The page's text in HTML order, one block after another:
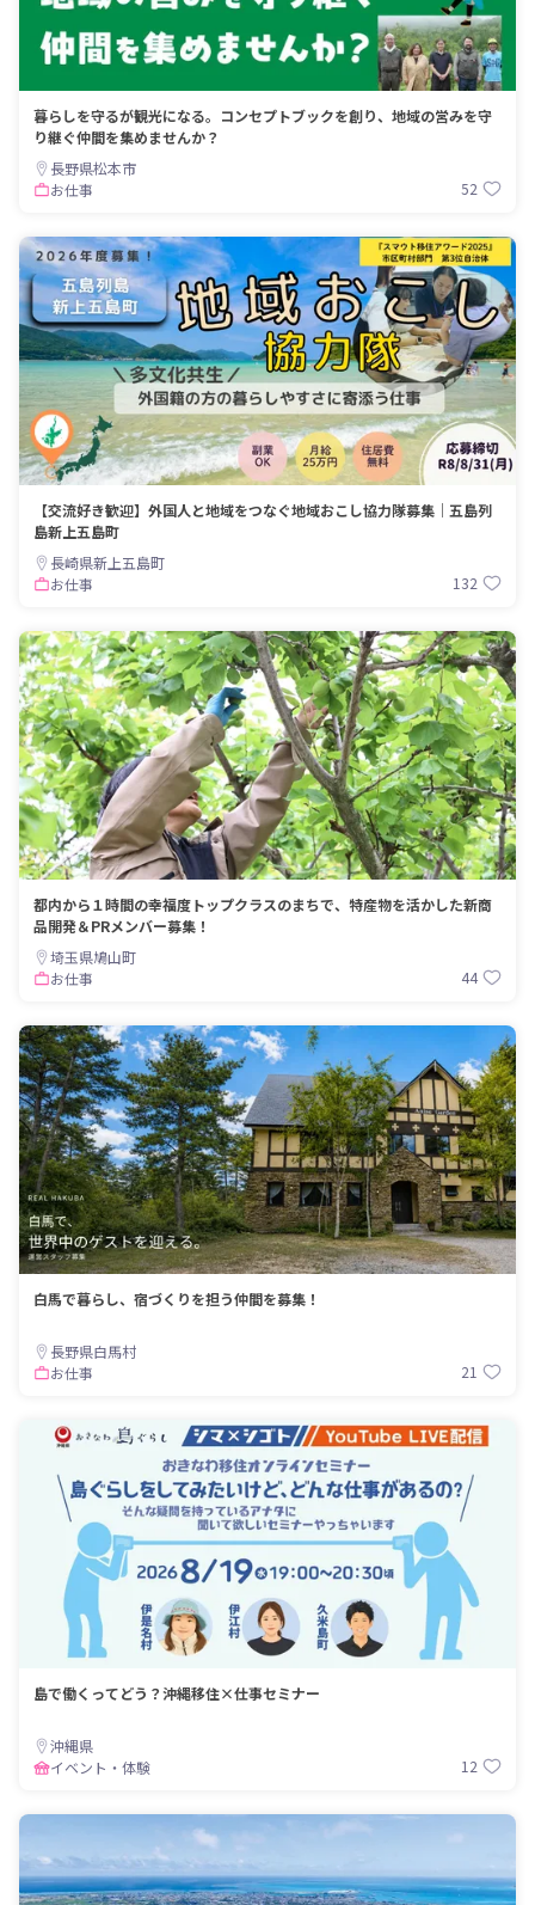
暮らしを守るが観光になる。コンセプトブックを創り、地域の営みを守
り継ぐ仲間を集めませんか？
長野県松本市
お仕事
52
【交流好き歓迎】外国人と地域をつなぐ地域おこし協力隊募集｜五島列
島新上五島町
長崎県新上五島町
お仕事
132
都内から１時間の幸福度トップクラスのまちで、特産物を活かした新商
品開発＆PRメンバー募集！
埼玉県鳩山町
お仕事
44
白馬で暮らし、宿づくりを担う仲間を募集！
長野県白馬村
お仕事
21
島で働くってどう？沖縄移住×仕事セミナー
沖縄県
イベント・体験
12